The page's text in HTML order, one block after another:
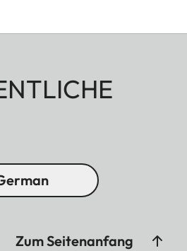
Zum Seitenanfang